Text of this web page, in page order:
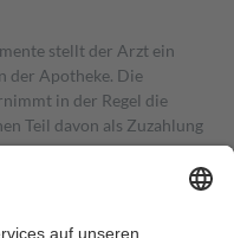
stellt der Arzt ein
der Apotheke. Die
in der Regel die
Teil davon als Zuzahlung
in Höhe von zehn
mehr als die tatsächlichen